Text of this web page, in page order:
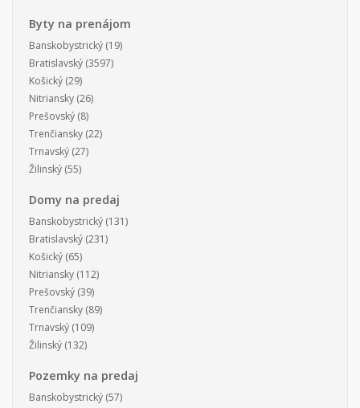
Byty na prenájom
Banskobystrický (19)
Bratislavský (3597)
Košický (29)
Nitriansky (26)
Prešovský (8)
Trenčiansky (22)
Trnavský (27)
Žilinský (55)
Domy na predaj
Banskobystrický (131)
Bratislavský (231)
Košický (65)
Nitriansky (112)
Prešovský (39)
Trenčiansky (89)
Trnavský (109)
Žilinský (132)
Pozemky na predaj
Banskobystrický (57)